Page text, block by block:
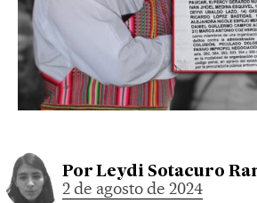
Por Leydi Sotacuro
2 de agosto de 2024